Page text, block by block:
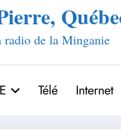
radio de la Minganie
Télé Internet